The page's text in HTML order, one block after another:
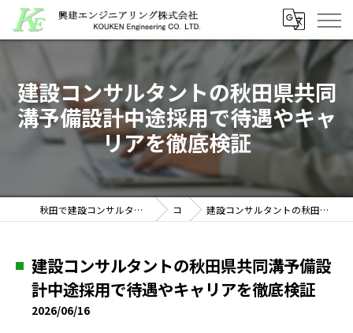
建設コンサルタントの秋田県共同
溝予備設計中途採用で待遇やキャ
リアを徹底検証
秋田で建設コンサルタントの求人なら興建エンジニアリング株式会社 コラム 建設コンサルタントの秋田県共同溝予備設計中途採用で待遇やキャリアを徹底検証
建設コンサルタントの秋田県共同溝予備設
計中途採用で待遇やキャリアを徹底検証
2026/06/16